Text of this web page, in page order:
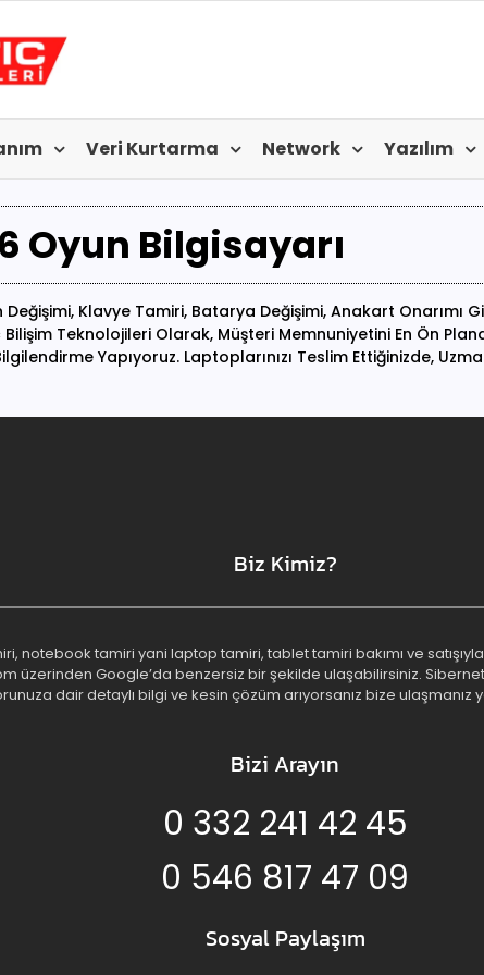
Veri Kurtarma Network Yazılım
Oyun Bilgisayarı
Değişimi, Klavye Tamiri, Batarya Değişimi, Anakart Onarımı
Bilişim Teknolojileri Olarak, Müşteri Memnuniyetini En Ön
Yapıyoruz. Laptoplarınızı Teslim Ettiğinizde,
Biz Kimiz?
notebook tamiri yani laptop tamiri, tablet tamiri bakımı ve
üzerinden Google’da benzersiz bir şekilde ulaşabilirsiniz.
dair detaylı bilgi ve kesin çözüm arıyorsanız bize ulaşmanız
Bizi Arayın
0 332 241 42 45
0 546 817 47 09
Sosyal Paylaşım